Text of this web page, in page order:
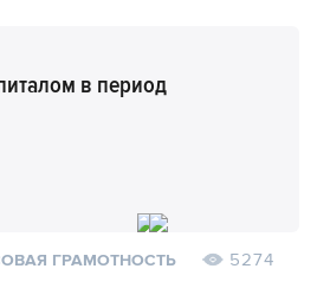
в период
ГРАМОТНОСТЬ 5274